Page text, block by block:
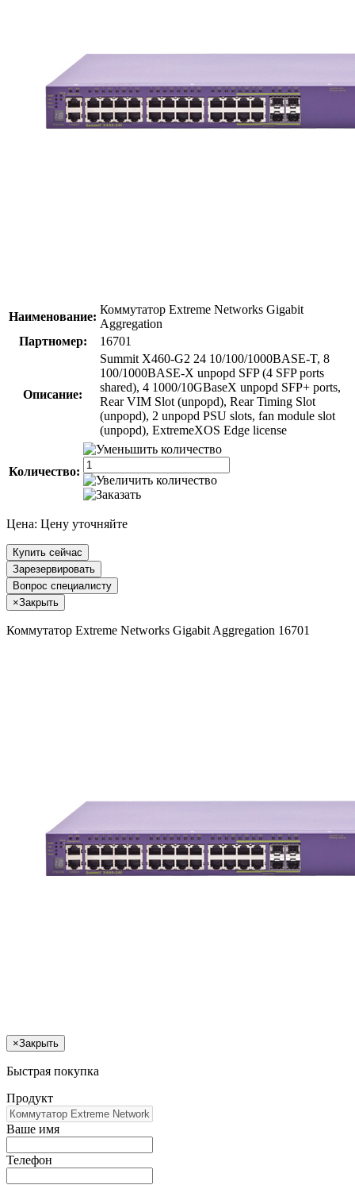
Наименование:
Коммутатор Extreme Networks Gigabit
Aggregation
Партномер:
16701
Описание:
Summit X460-G2 24 10/100/1000BASE-T, 8
100/1000BASE-X unpopd SFP (4 SFP ports
shared), 4 1000/10GBaseX unpopd SFP+ ports,
Rear VIM Slot (unpopd), Rear Timing Slot
(unpopd), 2 unpopd PSU slots, fan module slot
(unpopd), ExtremeXOS Edge license
Количество:
Цена: Цену уточняйте
Купить сейчас
Зарезервировать
Вопрос специалисту
×Закрыть
Коммутатор Extreme Networks Gigabit Aggregation 16701
×Закрыть
Быстрая покупка
Продукт
Ваше имя
Телефон